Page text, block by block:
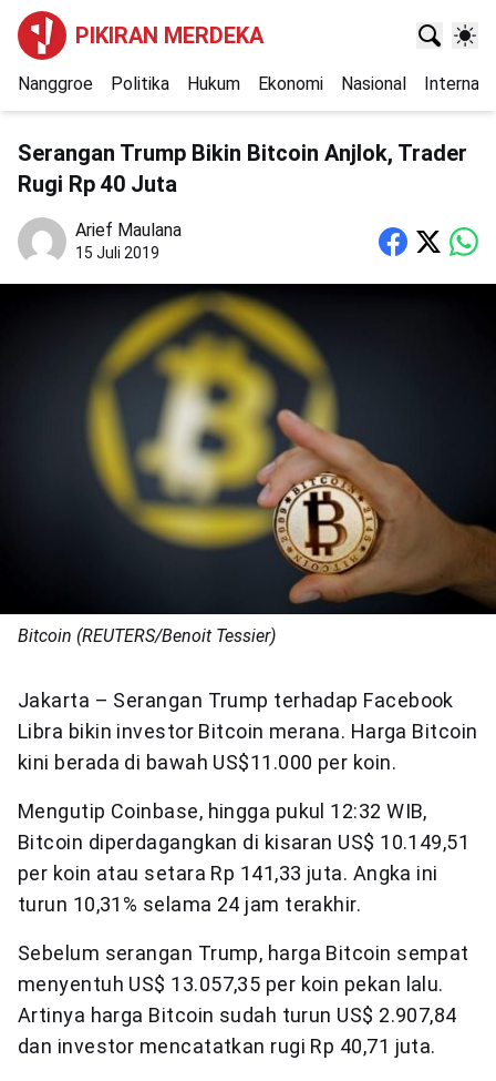
PIKIRAN MERDEKA
Nanggroe Politika Hukum Ekonomi Nasional
Serangan Trump Bikin Bitcoin Anjlok, Trader
Rugi Rp 40 Juta
Arief Maulana
15 Juli 2019
Bitcoin (REUTERS/Benoit Tessier)
Jakarta – Serangan Trump terhadap Facebook
Libra bikin investor Bitcoin merana. Harga Bitcoin
kini berada di bawah US$11.000 per koin.
Mengutip Coinbase, hingga pukul 12:32 WIB,
Bitcoin diperdagangkan di kisaran US$ 10.149,51
per koin atau setara Rp 141,33 juta. Angka ini
turun 10,31% selama 24 jam terakhir.
Sebelum serangan Trump, harga Bitcoin sempat
menyentuh US$ 13.057,35 per koin pekan lalu.
Artinya harga Bitcoin sudah turun US$ 2.907,84
dan investor mencatatkan rugi Rp 40,71 juta.